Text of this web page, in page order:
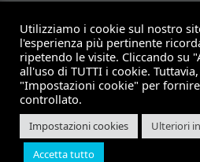
INFORMATIVE
Privacy Policy
Cookie Policy
Copyright 2026 | Mit - soluzioni
Utilizziamo i cookie sul nostro
l'esperienza più pertinente
ripetendo le visite. Cliccando su
all'uso di TUTTI i cookie.
"Impostazioni cookie" per
controllato.
Impostazioni cookies Ulteriori
Accetta tutto